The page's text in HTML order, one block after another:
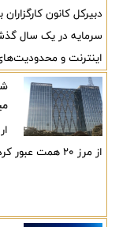
دبیرکل کانون
سرمایه در یک سال
اینترنت و
ارتباطی میان
را متوقف نکنند.
از مرز ۲۰ همت عبور کرد